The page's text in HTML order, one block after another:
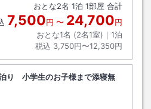
おとな2名 1泊 1部屋 合計
7,500円 〜 24,700円
おとな1名 (2名1室)｜ 1泊
税込 3,750円〜12,350円
り 小学生のお子様まで添寝無